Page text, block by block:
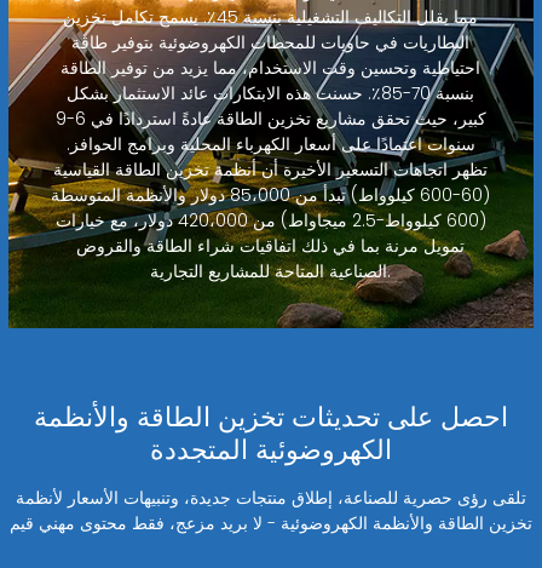
مما يقلل التكاليف التشغيلية بنسبة 45٪. يسمح تكامل تخزين
البطاريات في حاويات للمحطات الكهروضوئية بتوفير طاقة
احتياطية وتحسين وقت الاستخدام، مما يزيد من توفير الطاقة
بنسبة 70-85٪. حسنت هذه الابتكارات عائد الاستثمار بشكل
كبير، حيث تحقق مشاريع تخزين الطاقة عادةً استردادًا في 6-9
سنوات اعتمادًا على أسعار الكهرباء المحلية وبرامج الحوافز.
تظهر اتجاهات التسعير الأخيرة أن أنظمة تخزين الطاقة القياسية
(60-600 كيلوواط) تبدأ من 85،000 دولار والأنظمة المتوسطة
(600 كيلوواط-2.5 ميجاواط) من 420،000 دولار، مع خيارات
تمويل مرنة بما في ذلك اتفاقيات شراء الطاقة والقروض
الصناعية المتاحة للمشاريع التجارية.
احصل على تحديثات تخزين الطاقة والأنظمة
الكهروضوئية المتجددة
تلقى رؤى حصرية للصناعة، إطلاق منتجات جديدة، وتنبيهات الأسعار لأنظمة
تخزين الطاقة والأنظمة الكهروضوئية - لا بريد مزعج، فقط محتوى مهني قيم